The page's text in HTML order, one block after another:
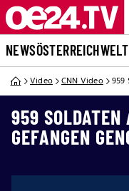
NEWSÖSTERREICHWELT
Video CNN Video 959
959 SOLDATEN
GEFANGEN